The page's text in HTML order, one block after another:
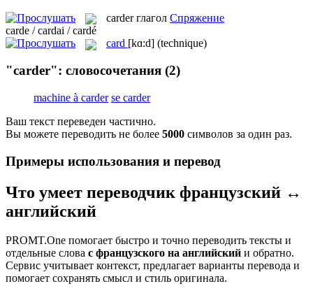
carder глагол Спряжение
carde / cardai / cardé
card [kɑ:d] (technique)
"carder": словосочетания (2)
machine à carder se carder
Ваш текст переведен частично.
Вы можете переводить не более 5000 символов за один раз.
Примеры использования и перевод
Что умеет переводчик французский ↔
английский
PROMT.One помогает быстро и точно переводить тексты и
отдельные слова с французского на английский и обратно.
Сервис учитывает контекст, предлагает варианты перевода и
помогает сохранять смысл и стиль оригинала.